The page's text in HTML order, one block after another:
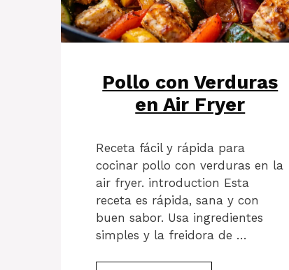
Pollo con Verduras
en Air Fryer
Receta fácil y rápida para
cocinar pollo con verduras en la
air fryer. introduction Esta
receta es rápida, sana y con
buen sabor. Usa ingredientes
simples y la freidora de …